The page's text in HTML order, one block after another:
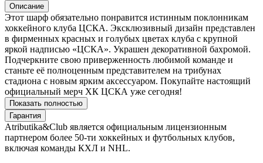
Описание
Этот шарф обязательно понравится истинным поклонникам
хоккейного клуба ЦСКА. Эксклюзивный дизайн представлен
в фирменных красных и голубых цветах клуба с крупной
яркой надписью «ЦСКА». Украшен декоративной бахромой.
Подчеркните свою приверженность любимой команде и
станьте её полноценным представителем на трибунах
стадиона с новым ярким аксессуаром. Покупайте настоящий
официальный мерч ХК ЦСКА уже сегодня!
Показать полностью
Гарантия
Atributika&Club является официальным лицензионным
партнером более 50-ти хоккейных и футбольных клубов,
включая команды КХЛ и NHL.